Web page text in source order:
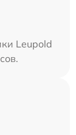
Leupold